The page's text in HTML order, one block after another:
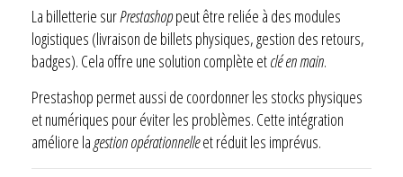
La billetterie surPrestashoppeut être reliée à des modules
logistiques (livraison de billets physiques, gestion des retours,
badges). Cela offre une solution complète etclé en main.
Prestashop permet aussi de coordonner les stocks physiques
et numériques pour éviter les problèmes. Cette intégration
améliore la gestion opérationnelleet réduit les imprévus.